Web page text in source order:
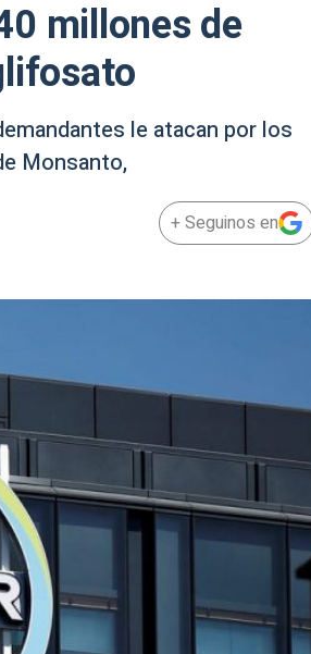
millones de
le atacan por los
Monsanto,
+ Seguinos en